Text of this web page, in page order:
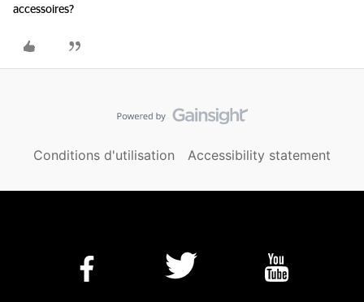
accessoires?
Conditions d'utilisation Accessibility statement